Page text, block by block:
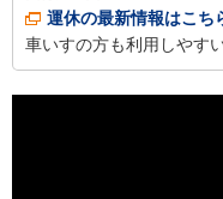
運休の最新情報はこち
車いすの方も利用しやす